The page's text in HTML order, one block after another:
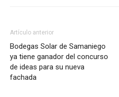
Artículo anterior
Bodegas Solar de Samaniego
ya tiene ganador del concurso
de ideas para su nueva
fachada